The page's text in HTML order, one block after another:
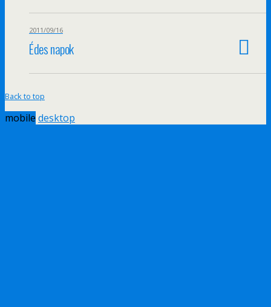
2011/09/16
Édes napok
Back to top
mobile desktop